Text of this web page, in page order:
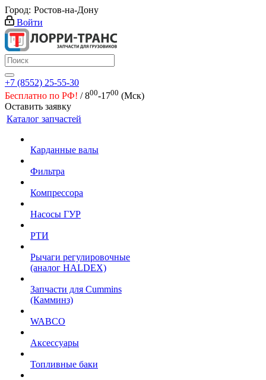
Город: Ростов-на-Дону
Войти
+7 (8552) 25-55-30
Бесплатно по РФ! / 800-1700 (Мск)
Оставить заявку
Каталог запчастей
Карданные валы
Фильтра
Компрессора
Насосы ГУР
РТИ
Рычаги регулировочные
(аналог HALDEX)
Запчасти для Cummins
(Камминз)
WABCO
Аксессуары
Топливные баки